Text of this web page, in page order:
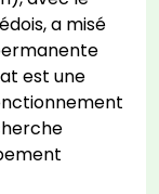
a misé
est une